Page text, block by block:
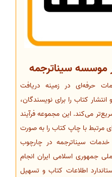
سیناترجمه
حرفه‌ای در زمینه دریافت
کتاب را برای نویسندگان،
می‌کند. این مجموعه فرآیند
مرتبط با چاپ کتاب را به صورت
سیناترجمه در چارچوب
جمهوری اسلامی ایران انجام
اطلاعات کتاب و تسهیل